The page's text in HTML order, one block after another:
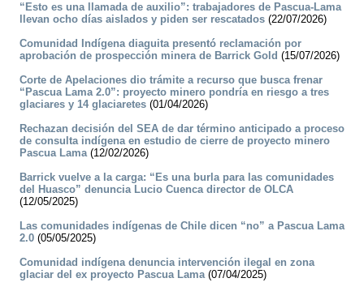
“Esto es una llamada de auxilio”: trabajadores de Pascua-Lama
llevan ocho días aislados y piden ser rescatados (22/07/2026)
Comunidad Indígena diaguita presentó reclamación por
aprobación de prospección minera de Barrick Gold (15/07/2026)
Corte de Apelaciones dio trámite a recurso que busca frenar
“Pascua Lama 2.0”: proyecto minero pondría en riesgo a tres
glaciares y 14 glaciaretes (01/04/2026)
Rechazan decisión del SEA de dar término anticipado a proceso
de consulta indígena en estudio de cierre de proyecto minero
Pascua Lama(12/02/2026)
Barrick vuelve a la carga: “Es una burla para las comunidades
del Huasco” denuncia Lucio Cuenca director de OLCA
(12/05/2025)
Las comunidades indígenas de Chile dicen “no” a Pascua Lama
2.0 (05/05/2025)
Comunidad indígena denuncia intervención ilegal en zona
glaciar del ex proyecto Pascua Lama(07/04/2025)